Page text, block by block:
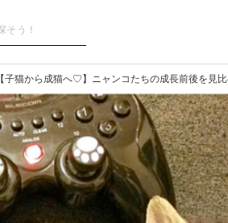
【子猫から成猫へ♡】ニャンコたちの成長前後を見